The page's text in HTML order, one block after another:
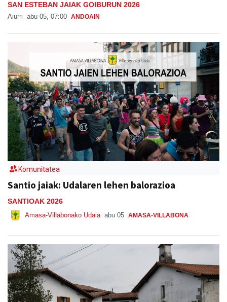
SAN ESTEBAN JAIAK GOIBURUN 2026
Aiurri abu 05, 07:00 ANDOAIN
Komunitatea
Santio jaiak: Udalaren lehen balorazioa
SANTIOAK 2026
Amasa-Villabonako Udala abu 05 AMASA-VILLABONA